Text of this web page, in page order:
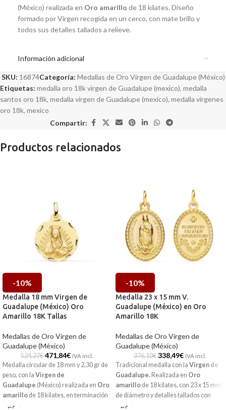
(México) realizada en Oro amarillo de 18 kilates. Diseño
formado por Virgen recogida en un cerco, con mate brillo y
todos sus detalles tallados a relieve.
Información adicional
SKU: 16874Categoría: Medallas de Oro Virgen de Guadalupe (México)
Etiquetas: medalla oro 18k virgen de Guadalupe (mexico), medalla
santos oro 18k, medalla virgen de Guadalupe (mexico), medalla vírgenes
oro 18k, mexico
Compartir:
Productos relacionados
-10%
Medalla 18 mm Virgen de
Guadalupe (México) Oro
Amarillo 18K Tallas
Medallas de Oro Virgen de
Guadalupe (México)
524,27€ 471,84€ IVA incl.
Medalla circular de 18 mm y 2,30 gr de
peso, con la Virgen de
Guadalupe (México) realizada en Oro
amarillo de 18 kilates, en terminación
brillo con detalles tallados a relieve.
-10%
Medalla 23 x 15 mm V.
Guadalupe (México) en Oro
Amarillo 18K
Medallas de Oro Virgen de
Guadalupe (México)
376,10€ 338,49€ IVA incl.
Tradicional medalla con la Virgen de
Guadalupe. Realizada en Oro
amarillo de 18 kilates, con 23 x 15 mm
de diámetro y detalles tallados con
imagen a relieve.